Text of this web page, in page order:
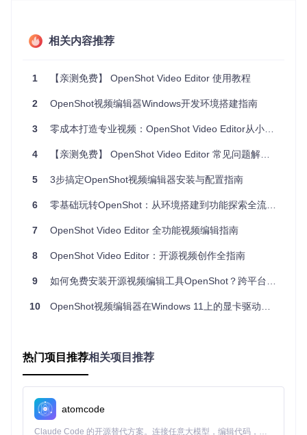
点击"Transitions"标签，选择淡入淡出效果
点击顶部导出按钮，选择"HD 720p 24fps"格式
和配乐
方案 ：
素材管理：使用"Project Files"面板的筛选功能（Video/Au
快速剪辑：在时间轴上拖动素材边缘调整长度，按剪刀图
标题制作：点击"Title"菜单，选择模板创建片头片尾文字
💡 技巧 ：按住Ctrl键拖动素材可复制，适合重复使用相同转场
或片头
相关内容推荐
1 【亲测免费】 OpenShot Video Editor 使用教程
2 OpenShot视频编辑器Windows开发环境搭建指南
3 零成本打造专业视频：OpenShot Video Editor从小白到高手的进阶指南
4 【亲测免费】 OpenShot Video Editor 常见问题解决方案
5 3步搞定OpenShot视频编辑器安装与配置指南
6 零基础玩转OpenShot：从环境搭建到功能探索全流程指南
7 OpenShot Video Editor 全功能视频编辑指南
8 OpenShot Video Editor：开源视频创作全指南
9 如何免费安装开源视频编辑工具OpenShot？跨平台配置与验证指南
10 OpenShot视频编辑器在Windows 11上的显卡驱动兼容性问题解决方案
热门项目推荐相关项目推荐
atomcode
Claude Code 的开源替代方案。连接任意大模型，编辑代码，运行命令，自动验证 — 全自动执行。用 Rust 构建，极致性能。 ｜ An open-source alternative to Claude Code. Connect any LLM, edit code, run commands, and verify changes — autonomously. Built in Rust for speed. Get Started